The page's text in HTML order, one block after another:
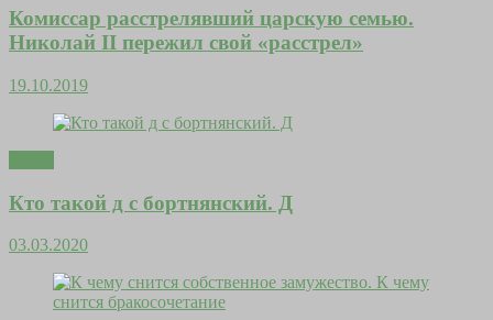
Комиссар расстрелявший царскую семью.
Николай II пережил свой «расстрел»
19.10.2019
Кто такой д с бортнянский. Д
03.03.2020